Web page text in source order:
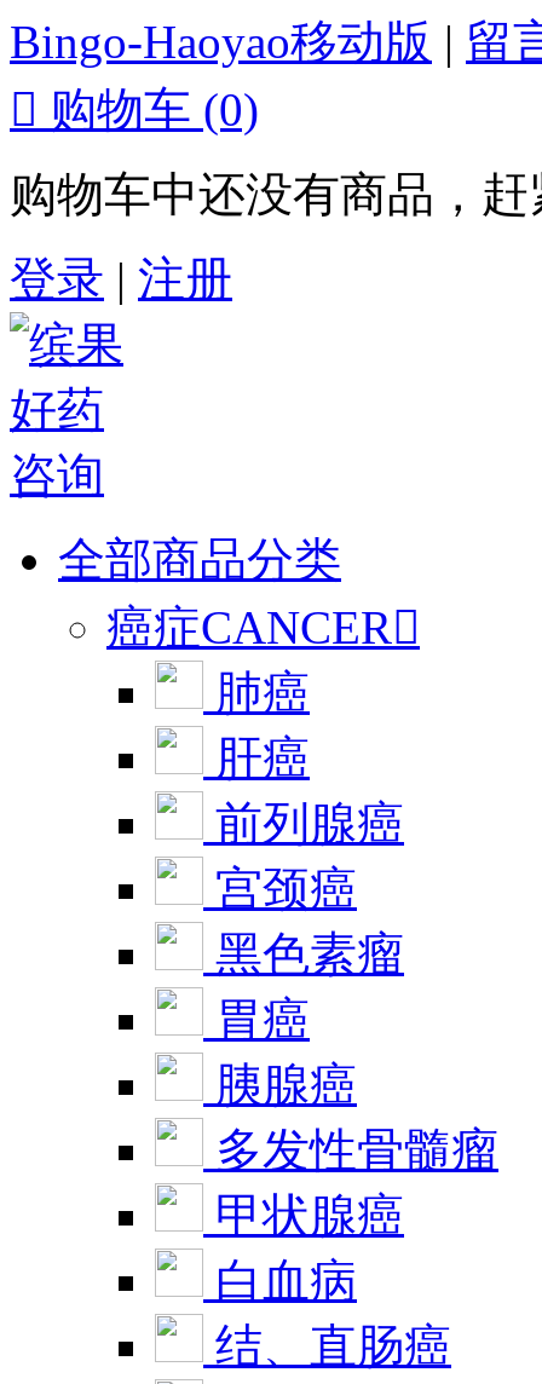
Bingo-Haoyao移动版 | 留
 购物车 (0)
购物车中还没有商品，
登录 | 注册
全部商品分类
癌症CANCER
肺癌
肝癌
前列腺癌
宫颈癌
黑色素瘤
胃癌
胰腺癌
多发性骨髓瘤
甲状腺癌
白血病
结、直肠癌